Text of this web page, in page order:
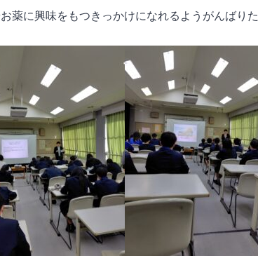
薬に興味をもつきっかけになれるようがんばりた